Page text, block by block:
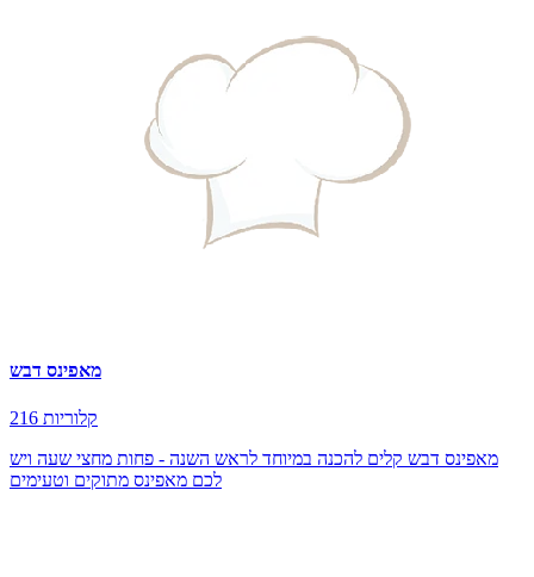
מאפינס דבש
216 קלוריות
מאפינס דבש קלים להכנה במיוחד לראש השנה - פחות מחצי שעה ויש
לכם מאפינס מתוקים וטעימים